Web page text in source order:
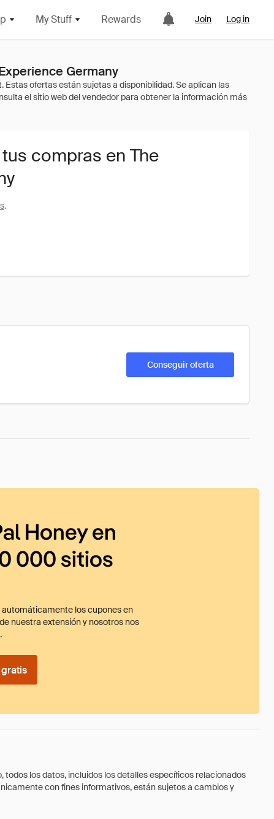
My Stuff Rewards Join Log in
Germany
compras en The
.
Conseguir oferta
Honey en
000 sitios
automáticamente los cupones en
nuestra extensión y nosotros nos
los datos, incluidos los detalles específicos relacionados
con fines informativos, están sujetos a cambios y